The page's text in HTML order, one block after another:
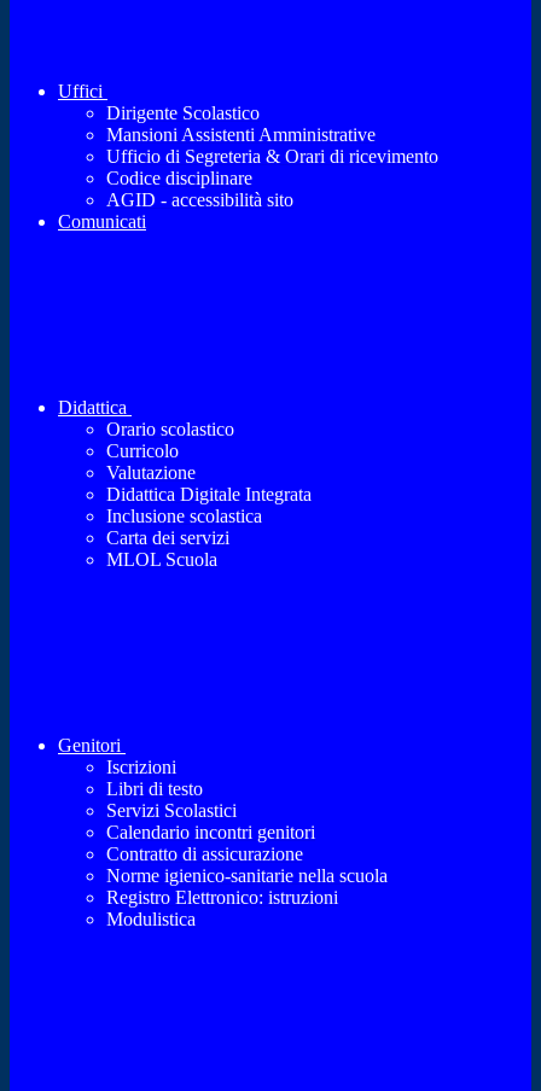
Uffici
Dirigente Scolastico
Mansioni Assistenti Amministrative
Ufficio di Segreteria & Orari di ricevimento
Codice disciplinare
AGID - accessibilità sito
Comunicati
Didattica
Orario scolastico
Curricolo
Valutazione
Didattica Digitale Integrata
Inclusione scolastica
Carta dei servizi
MLOL Scuola
Genitori
Iscrizioni
Libri di testo
Servizi Scolastici
Calendario incontri genitori
Contratto di assicurazione
Norme igienico-sanitarie nella scuola
Registro Elettronico: istruzioni
Modulistica